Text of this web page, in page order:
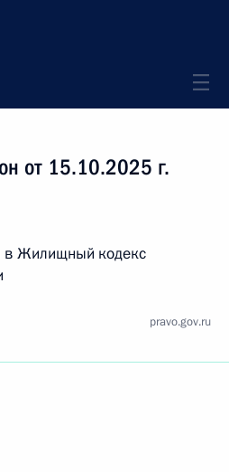
от 15.10.2025 г.
в Жилищный кодекс
pravo.gov.ru